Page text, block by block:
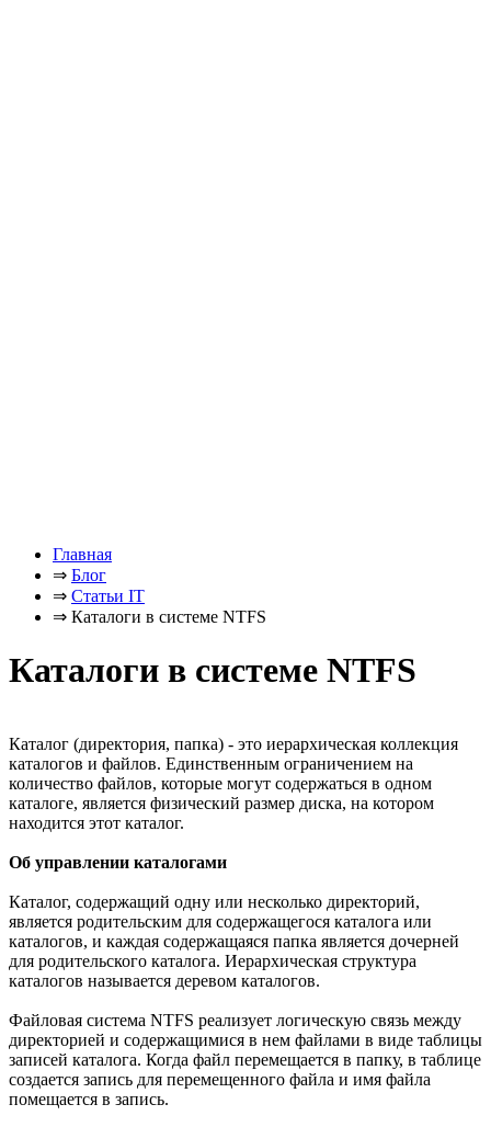
Главная
⇒ Блог
⇒ Статьи IT
⇒ Каталоги в системе NTFS
Каталоги в системе NTFS
Каталог (директория, папка) - это иерархическая коллекция
каталогов и файлов. Единственным ограничением на
количество файлов, которые могут содержаться в одном
каталоге, является физический размер диска, на котором
находится этот каталог.
Об управлении каталогами
Каталог, содержащий одну или несколько директорий,
является родительским для содержащегося каталога или
каталогов, и каждая содержащаяся папка является дочерней
для родительского каталога. Иерархическая структура
каталогов называется деревом каталогов.
Файловая система NTFS реализует логическую связь между
директорией и содержащимися в нем файлами в виде таблицы
записей каталога. Когда файл перемещается в папку, в таблице
создается запись для перемещенного файла и имя файла
помещается в запись.